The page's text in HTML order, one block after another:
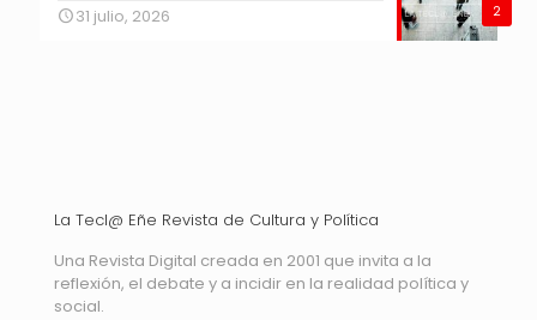
2
31 julio, 2026
La Tecl@ Eñe Revista de Cultura y Política
Una Revista Digital creada en 2001 que invita a la
reflexión, el debate y a incidir en la realidad política y
social.